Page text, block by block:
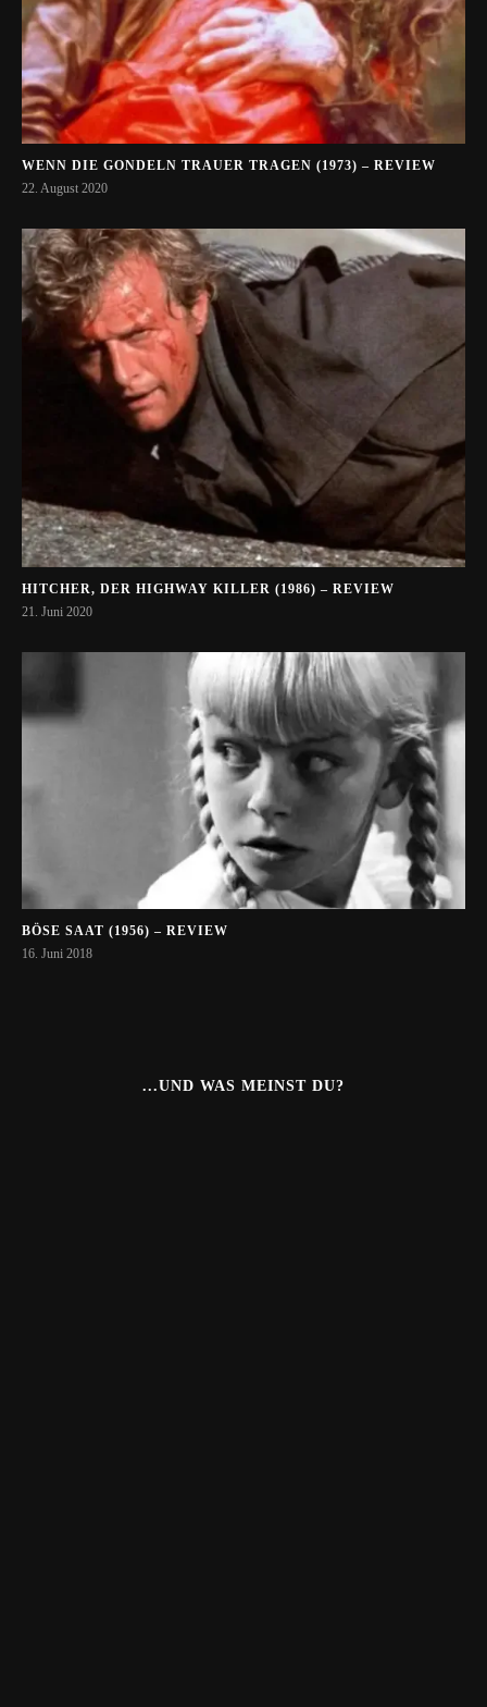
WENN DIE GONDELN TRAUER TRAGEN (1973) – REVIEW
22. August 2020
HITCHER, DER HIGHWAY KILLER (1986) – REVIEW
21. Juni 2020
BÖSE SAAT (1956) – REVIEW
16. Juni 2018
...UND WAS MEINST DU?